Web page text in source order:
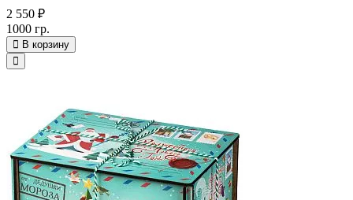
2 550 ₽
1000 гр.
В корзину